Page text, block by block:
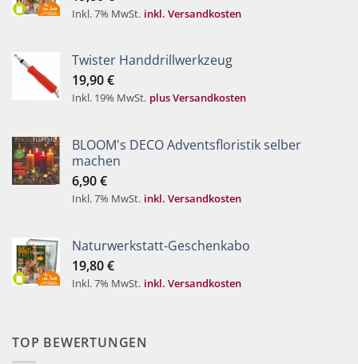
Inkl. 7% MwSt. inkl. Versandkosten
Twister Handdrillwerkzeug
19,90€
Inkl. 19% MwSt. plus Versandkosten
BLOOM's DECO Adventsfloristik selber
machen
6,90€
Inkl. 7% MwSt. inkl. Versandkosten
Naturwerkstatt-Geschenkabo
19,80€
Inkl. 7% MwSt. inkl. Versandkosten
TOP BEWERTUNGEN